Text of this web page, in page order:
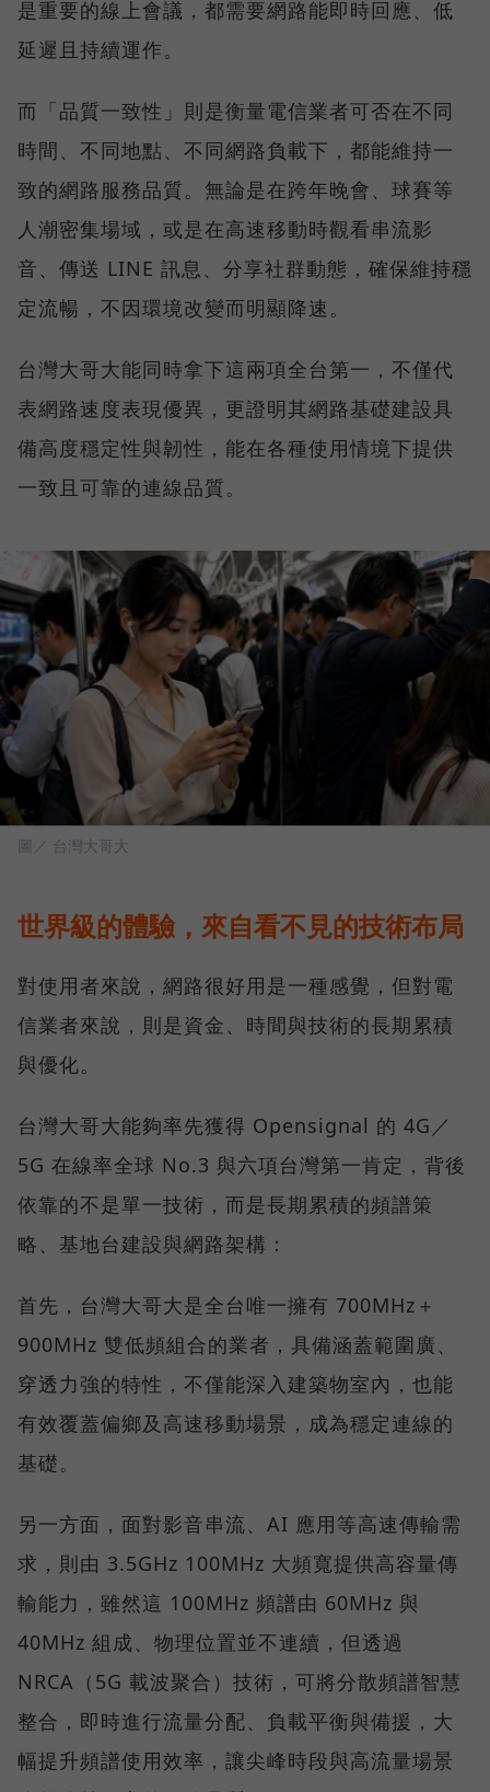
是重要的線上會議，都需要網路能即時回應、低
延遲且持續運作。
而「品質一致性」則是衡量電信業者可否在不同
時間、不同地點、不同網路負載下，都能維持一
致的網路服務品質。無論是在跨年晚會、球賽等
人潮密集場域，或是在高速移動時觀看串流影
音、傳送 LINE 訊息、分享社群動態，確保維持穩
定流暢，不因環境改變而明顯降速。
台灣大哥大能同時拿下這兩項全台第一，不僅代
表網路速度表現優異，更證明其網路基礎建設具
備高度穩定性與韌性，能在各種使用情境下提供
一致且可靠的連線品質。
圖／ 台灣大哥大
世界級的體驗，來自看不見的技術布局
對使用者來說，網路很好用是一種感覺，但對電
信業者來說，則是資金、時間與技術的長期累積
與優化。
台灣大哥大能夠率先獲得 Opensignal 的 4G／
5G 在線率全球 No.3 與六項台灣第一肯定，背後
依靠的不是單一技術，而是長期累積的頻譜策
略、基地台建設與網路架構：
首先，台灣大哥大是全台唯一擁有 700MHz＋
900MHz 雙低頻組合的業者，具備涵蓋範圍廣、
穿透力強的特性，不僅能深入建築物室內，也能
有效覆蓋偏鄉及高速移動場景，成為穩定連線的
基礎。
另一方面，面對影音串流、AI 應用等高速傳輸需
求，則由 3.5GHz 100MHz 大頻寬提供高容量傳
輸能力，雖然這 100MHz 頻譜由 60MHz 與
40MHz 組成、物理位置並不連續，但透過
NRCA（5G 載波聚合）技術，可將分散頻譜智慧
整合，即時進行流量分配、負載平衡與備援，大
幅提升頻譜使用效率，讓尖峰時段與高流量場景